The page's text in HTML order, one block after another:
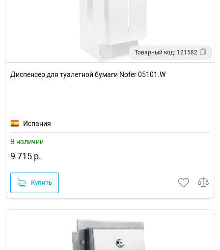
Товарный код: 121582
Диспенсер для туалетной бумаги Nofer 05101.W
Испания
В наличии
9 715 р.
Купить